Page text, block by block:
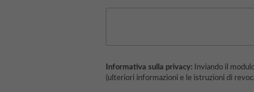
Informativa sulla privacy:
(ulteriori informazioni e le istruzioni di